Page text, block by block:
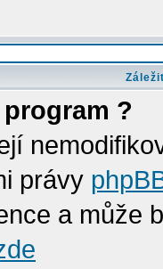
?
právy
a může